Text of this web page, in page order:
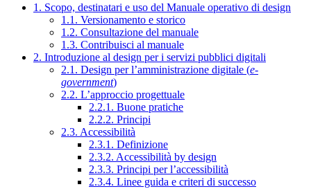
1. Scopo, destinatari e uso del Manuale operativo di design
1.1. Versionamento e storico
1.2. Consultazione del manuale
1.3. Contribuisci al manuale
2. Introduzione al design per i servizi pubblici digitali
2.1. Design per l’amministrazione digitale (e-
government)
2.2. L’approccio progettuale
2.2.1. Buone pratiche
2.2.2. Principi
2.3. Accessibilità
2.3.1. Definizione
2.3.2. Accessibilità by design
2.3.3. Principi per l’accessibilità
2.3.4. Linee guida e criteri di successo